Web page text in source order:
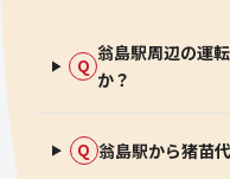
Q
翁島駅周辺の運
か？
Q 翁島駅から猪苗